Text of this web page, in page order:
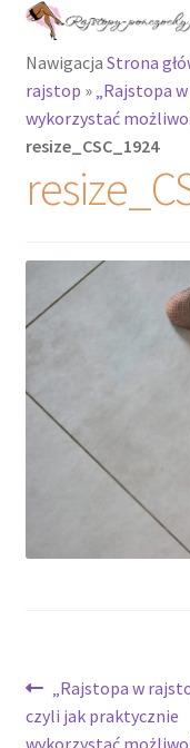
Przejdź
nawigacji
Przejdź
treści
Rajstopy
Rozwiń
menu
Rajstopy Orirose
Pończochy i
Podkolanówki i
skarpetki
Wszystkie
produkty
Recenzje
Nawigacja Strona
rajstop » „Rajstopa
wykorzystać
resize_CSC_1924
Nawigacja
wpisu
Poprzedni
wpis:
„Rajstopa w
czyli jak praktycznie